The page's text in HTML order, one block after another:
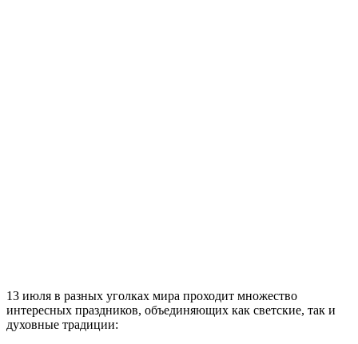
13 июля в разных уголках мира проходит множество
интересных праздников, объединяющих как светские, так и
духовные традиции: